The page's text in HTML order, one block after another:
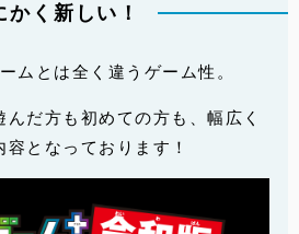
かく新しい！
ムとは全く違うゲーム性。
んだ方も初めての方も、幅広く
容となっております！